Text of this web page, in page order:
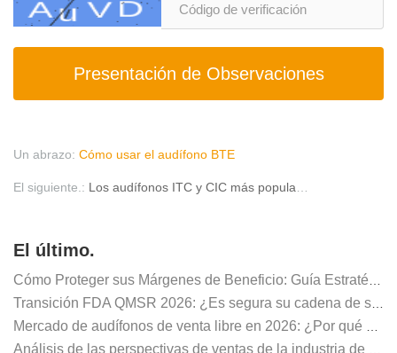
Presentación de Observaciones
Un abrazo: Cómo usar el audífono BTE
El siguiente.: Los audífonos ITC y CIC más populares, ¿cuál es el adecuado para ti?
El último.